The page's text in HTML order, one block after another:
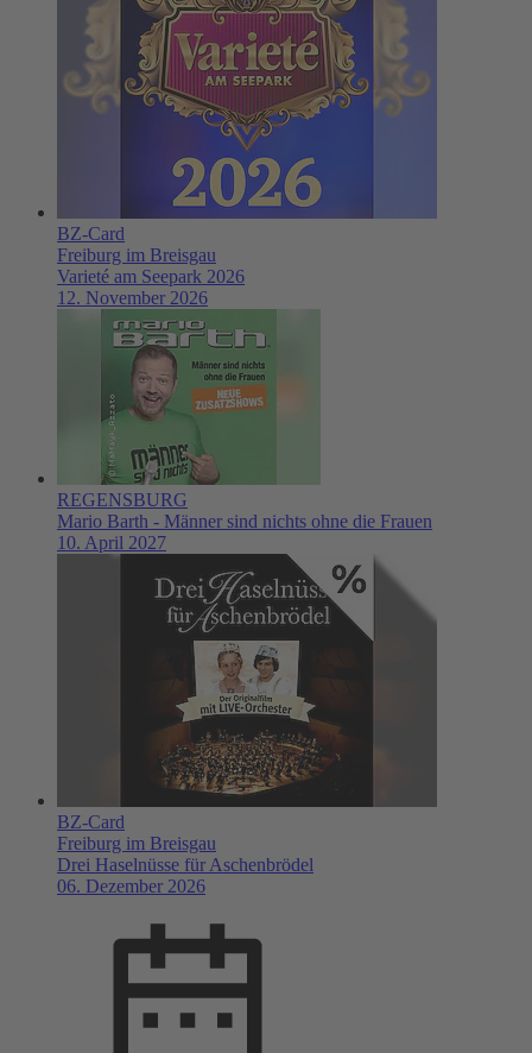
BZ-Card
Freiburg im Breisgau
Varieté am Seepark 2026
12. November 2026
REGENSBURG
Mario Barth - Männer sind nichts ohne die Frauen
10. April 2027
BZ-Card
Freiburg im Breisgau
Drei Haselnüsse für Aschenbrödel
06. Dezember 2026